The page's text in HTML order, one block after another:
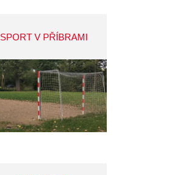
SPORT V PŘÍBRAMI